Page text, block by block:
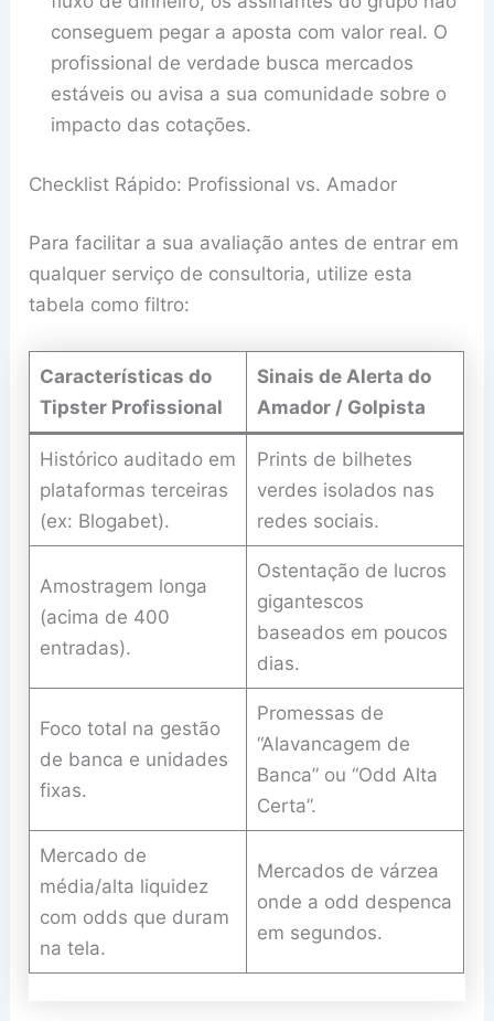
conseguem pegar a aposta com valor real. O
profissional de verdade busca mercados
estáveis ou avisa a sua comunidade sobre o
impacto das cotações.
Checklist Rápido: Profissional vs. Amador
Para facilitar a sua avaliação antes de entrar em
qualquer serviço de consultoria, utilize esta
tabela como filtro:
Características do
Tipster Profissional
Sinais de Alerta do
Amador / Golpista
Histórico auditado em
plataformas terceiras
(ex: Blogabet).
Prints de bilhetes
verdes isolados nas
redes sociais.
Amostragem longa
(acima de 400
entradas).
Ostentação de lucros
gigantescos
baseados em poucos
dias.
Foco total na gestão
de banca e unidades
fixas.
Promessas de
“Alavancagem de
Banca” ou “Odd Alta
Certa”.
Mercado de
média/alta liquidez
com odds que duram
na tela.
Mercados de várzea
onde a odd despenca
em segundos.